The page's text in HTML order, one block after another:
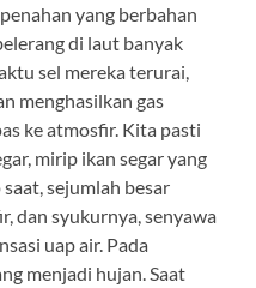
yang berbahan
di laut banyak
sel mereka terurai,
menghasilkan gas
ke atmosfir. Kita pasti
mirip ikan segar yang
sejumlah besar
dan syukurnya, senyawa
uap air. Pada
menjadi hujan. Saat